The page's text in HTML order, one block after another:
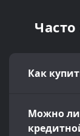
Как
Можно